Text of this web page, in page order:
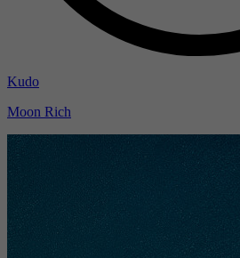
Kudo
Moon Rich